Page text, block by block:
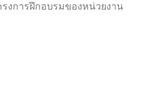
งการฝึกอบรมของหน่วยงาน